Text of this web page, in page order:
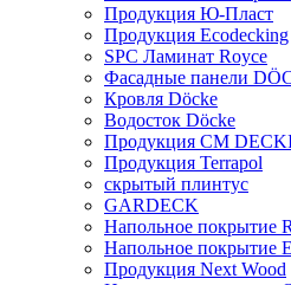
Продукция Ю-Пласт
Продукция Ecodecking
SPC Ламинат Royce
Фасадные панели
Кровля Döcke
Водосток Döcke
Продукция CM
Продукция Terrapol
скрытый плинтус
GARDECK
Напольное покрытие
Напольное покрытие
Продукция Next Wood